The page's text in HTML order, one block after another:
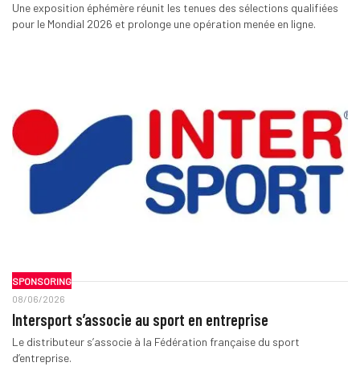
Une exposition éphémère réunit les tenues des sélections qualifiées
pour le Mondial 2026 et prolonge une opération menée en ligne.
SPONSORING
08/06/2026
Intersport s’associe au sport en entreprise
Le distributeur s’associe à la Fédération française du sport
d’entreprise.